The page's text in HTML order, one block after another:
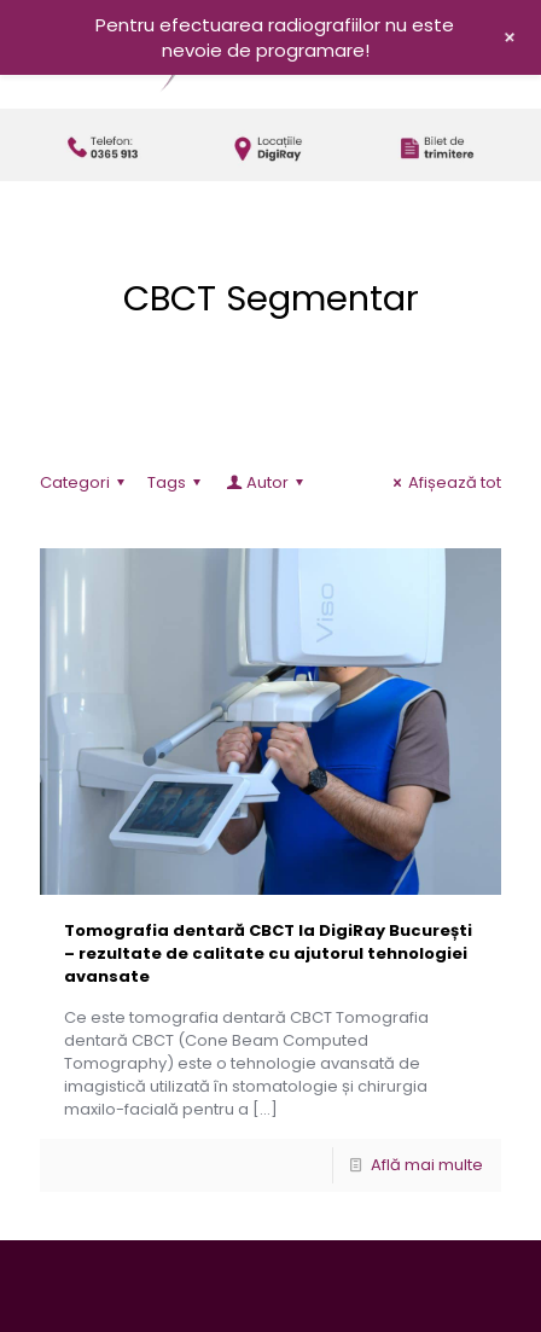
CBCT Segmentar
Categori Tags Autor Afișează tot
Tomografia dentară CBCT la DigiRay București
– rezultate de calitate cu ajutorul tehnologiei
avansate
Ce este tomografia dentară CBCT Tomografia
dentară CBCT (Cone Beam Computed
Tomography) este o tehnologie avansată de
imagistică utilizată în stomatologie și chirurgia
maxilo-facială pentru a […]
Află mai multe
Pentru efectuarea radiografiilor nu este
nevoie de programare!
+